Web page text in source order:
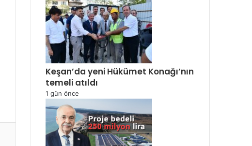
Keşan’da yeni Hükümet Konağı’nın
temeli atıldı
1 gün önce